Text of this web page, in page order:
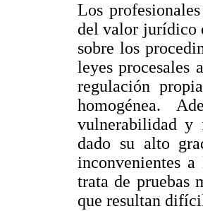
Los
del valor jurídico
sobre los
leyes procesales
regulación
homogénea.
vulnerabilidad y
dado su alto
inconvenientes
trata de pruebas
que resultan